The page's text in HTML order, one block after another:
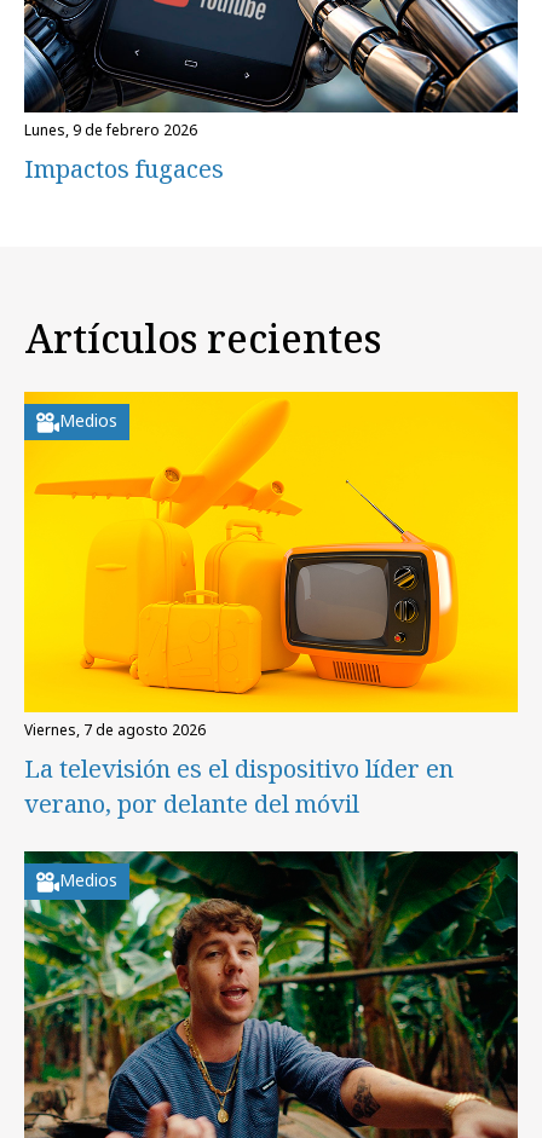
lunes, 9 de febrero 2026
Impactos fugaces
Artículos recientes
Medios
viernes, 7 de agosto 2026
La televisión es el dispositivo líder en
verano, por delante del móvil
Medios